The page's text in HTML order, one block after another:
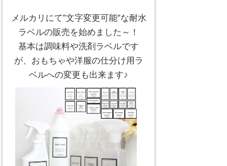
メルカリにて”文字変更可能”な耐水
ラベルの販売を始めました～！
基本は調味料や洗剤ラベルです
が、おもちゃや洋服の仕分け用ラ
ベルへの変更も出来ます♪